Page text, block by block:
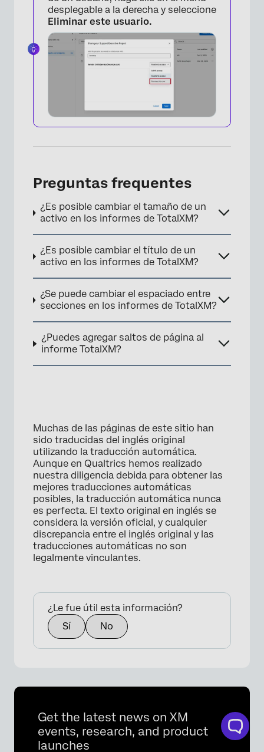
×
desplegable a la derecha y seleccione
Eliminar este usuario.
Preguntas frequentes
¿Es posible cambiar el tamaño de un
activo en los informes de TotalXM?
¿Es posible cambiar el título de un
activo en los informes de TotalXM?
¿Se puede cambiar el espaciado entre
secciones en los informes de TotalXM?
¿Puedes agregar saltos de página al
informe TotalXM?
Muchas de las páginas de este sitio han
sido traducidas del inglés original
utilizando la traducción automática.
Aunque en Qualtrics hemos realizado
nuestra diligencia debida para obtener las
mejores traducciones automáticas
posibles, la traducción automática nunca
es perfecta. El texto original en inglés se
considera la versión oficial, y cualquier
discrepancia entre el inglés original y las
traducciones automáticas no son
legalmente vinculantes.
¿Le fue útil esta información?
Sí
No
Get the latest news on XM
events, research, and product
launches